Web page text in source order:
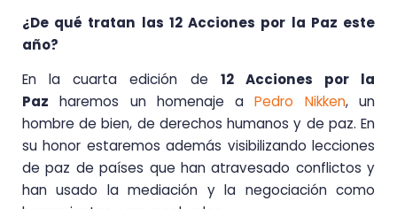
¿De qué tratan las 12 Acciones por la Paz este
año?
En la cuarta edición de 12 Acciones por la
Paz haremos un homenaje aPedro Nikken, un
hombre de bien, de derechos humanos y de paz. En
su honor estaremos además visibilizando lecciones
de paz de países que han atravesado conflictos y
han usado la mediación y la negociación como